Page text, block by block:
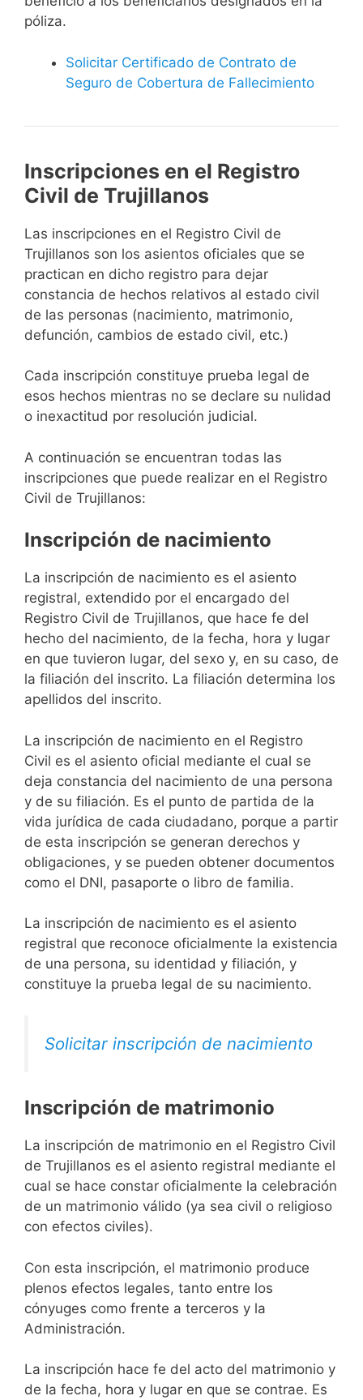
póliza.
Solicitar Certificado de Contrato de
Seguro de Cobertura de Fallecimiento
Inscripciones en el Registro
Civil de Trujillanos
Las inscripciones en el Registro Civil de
Trujillanos son los asientos oficiales que se
practican en dicho registro para dejar
constancia de hechos relativos al estado civil
de las personas (nacimiento, matrimonio,
defunción, cambios de estado civil, etc.)
Cada inscripción constituye prueba legal de
esos hechos mientras no se declare su nulidad
o inexactitud por resolución judicial.
A continuación se encuentran todas las
inscripciones que puede realizar en el Registro
Civil de Trujillanos:
Inscripción de nacimiento
La inscripción de nacimiento es el asiento
registral, extendido por el encargado del
Registro Civil de Trujillanos, que hace fe del
hecho del nacimiento, de la fecha, hora y lugar
en que tuvieron lugar, del sexo y, en su caso, de
la filiación del inscrito. La filiación determina los
apellidos del inscrito.
La inscripción de nacimiento en el Registro
Civil es el asiento oficial mediante el cual se
deja constancia del nacimiento de una persona
y de su filiación. Es el punto de partida de la
vida jurídica de cada ciudadano, porque a partir
de esta inscripción se generan derechos y
obligaciones, y se pueden obtener documentos
como el DNI, pasaporte o libro de familia.
La inscripción de nacimiento es el asiento
registral que reconoce oficialmente la existencia
de una persona, su identidad y filiación, y
constituye la prueba legal de su nacimiento.
Solicitar inscripción de nacimiento
Inscripción de matrimonio
La inscripción de matrimonio en el Registro Civil
de Trujillanos es el asiento registral mediante el
cual se hace constar oficialmente la celebración
de un matrimonio válido (ya sea civil o religioso
con efectos civiles).
Con esta inscripción, el matrimonio produce
plenos efectos legales, tanto entre los
cónyuges como frente a terceros y la
Administración.
La inscripción hace fe del acto del matrimonio y
de la fecha, hora y lugar en que se contrae. Es